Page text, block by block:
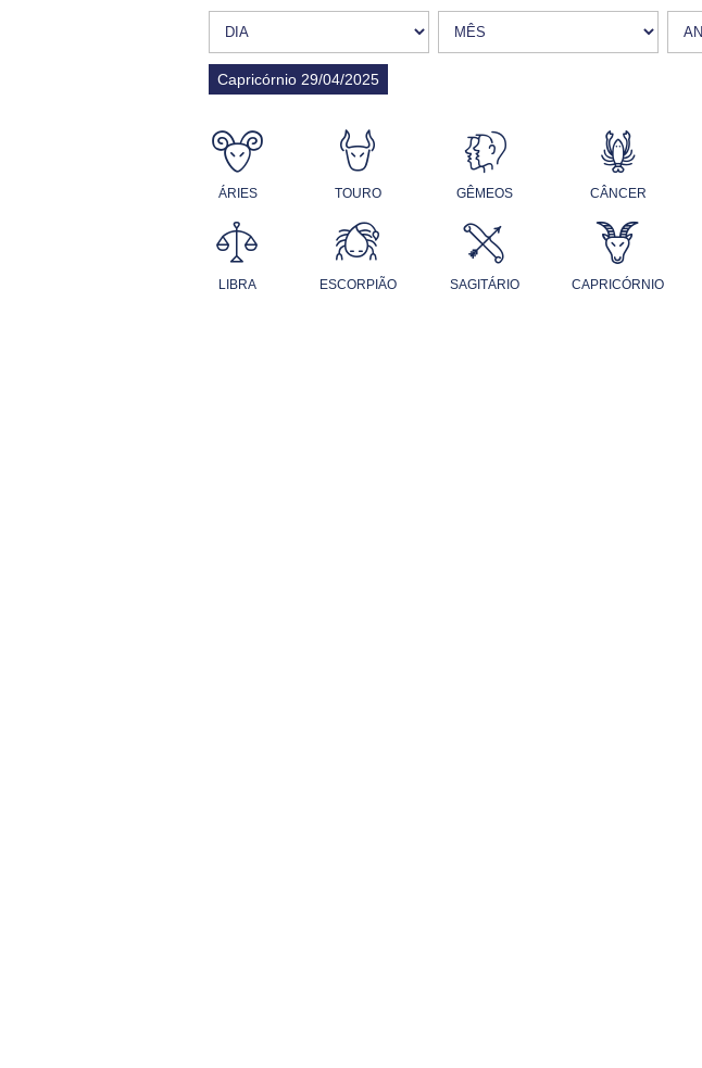
Capricórnio 29/04/2025
ÁRIES TOURO GÊMEOS CÂNCER
LIBRA ESCORPIÃO SAGITÁRIO CAPRICÓRNIO